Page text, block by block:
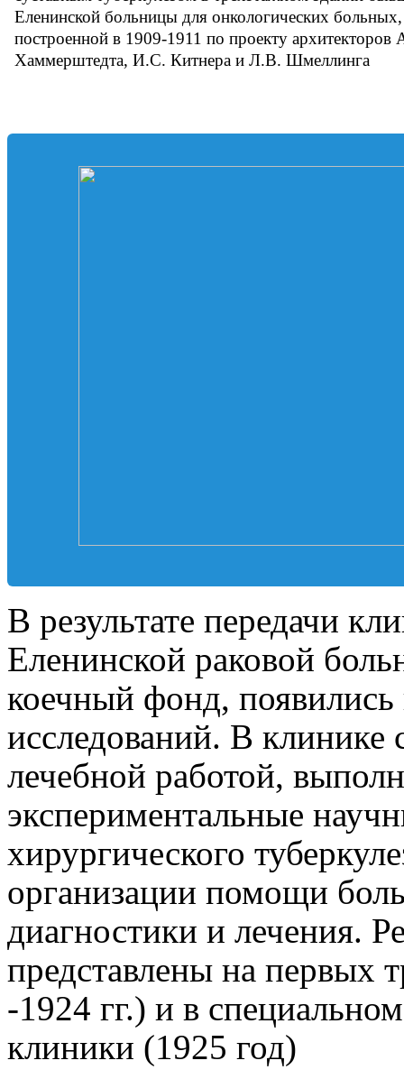
Еленинской больницы для онкологических больных,
построенной в 1909-1911 по проекту архитекторов
Хаммерштедта, И.С. Китнера и Л.В. Шмеллинга
В результате передачи
Еленинской раковой
коечный фонд,
исследований. В клинике
лечебной работой,
экспериментальные
хирургического
организации помощи
диагностики и лечения.
представлены на первых
-1924 гг.) и в
клиники (1925 год)